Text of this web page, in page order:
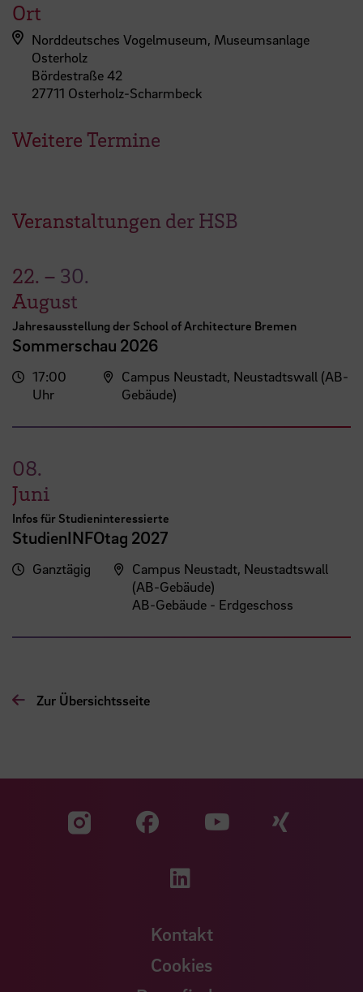
Ort
Norddeutsches Vogelmuseum, Museumsanlage
Osterholz
Bördestraße 42
27711 Osterholz-Scharmbeck
Weitere Termine
Veranstaltungen der HSB
22. – 30.
August
Jahresausstellung der School of Architecture Bremen
Sommerschau 2026
17:00
Uhr
Campus Neustadt, Neustadtswall (AB-
Gebäude)
08.
Juni
Infos für Studieninteressierte
StudienINFOtag 2027
Ganztägig
Campus Neustadt, Neustadtswall
(AB-Gebäude)
AB-Gebäude - Erdgeschoss
Zur Übersichtsseite
Zu unserer Facebook
Zu
Zu unserer
Kontakt
Cookies